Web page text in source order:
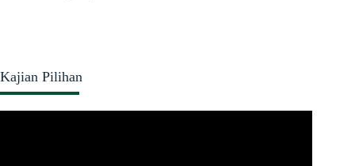
Kajian Pilihan